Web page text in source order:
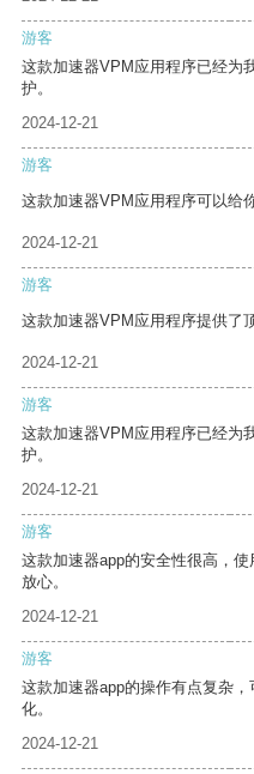
游客
这款加速器VPM应用程序已经为
护。
2024-12-21
游客
这款加速器VPM应用程序可以给
2024-12-21
游客
这款加速器VPM应用程序提供了
2024-12-21
游客
这款加速器VPM应用程序已经为
护。
2024-12-21
游客
这款加速器app的安全性很高，
放心。
2024-12-21
游客
这款加速器app的操作有点复杂
化。
2024-12-21